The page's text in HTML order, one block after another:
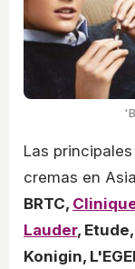
Las
cremas en
BRTC,
Lauder,
Konigin,